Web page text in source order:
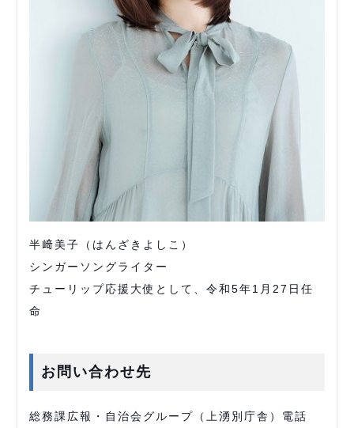
半﨑美子（はんざきよしこ）
シンガーソングライター
チューリップ応援大使として、令和5年1月27日任
命
お問い合わせ先
総務課広報・自治会グループ（上湧別庁舎）電話